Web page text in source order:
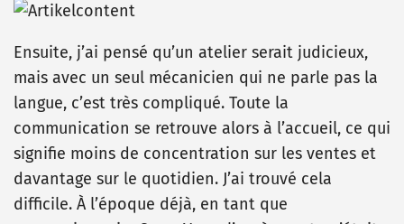
Ensuite, j’ai pensé qu’un atelier serait judicieux,
mais avec un seul mécanicien qui ne parle pas la
langue, c’est très compliqué. Toute la
communication se retrouve alors à l’accueil, ce qui
signifie moins de concentration sur les ventes et
davantage sur le quotidien. J’ai trouvé cela
difficile. À l’époque déjà, en tant que